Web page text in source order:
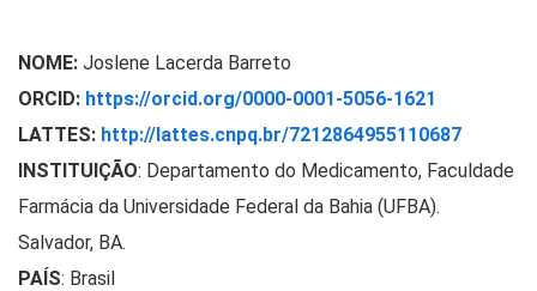
NOME: Joslene Lacerda Barreto
ORCID: https://orcid.org/0000-0001-5056-1621
LATTES: http://lattes.cnpq.br/7212864955110687
INSTITUIÇÃO: Departamento do Medicamento, Faculdade
Farmácia da Universidade Federal da Bahia (UFBA).
Salvador, BA.
PAÍS: Brasil